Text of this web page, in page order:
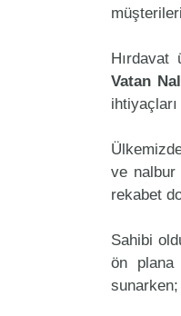
Vatan
ve nalbur
rekabet
Sahibi
ön plana